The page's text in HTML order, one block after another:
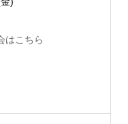
はこちら